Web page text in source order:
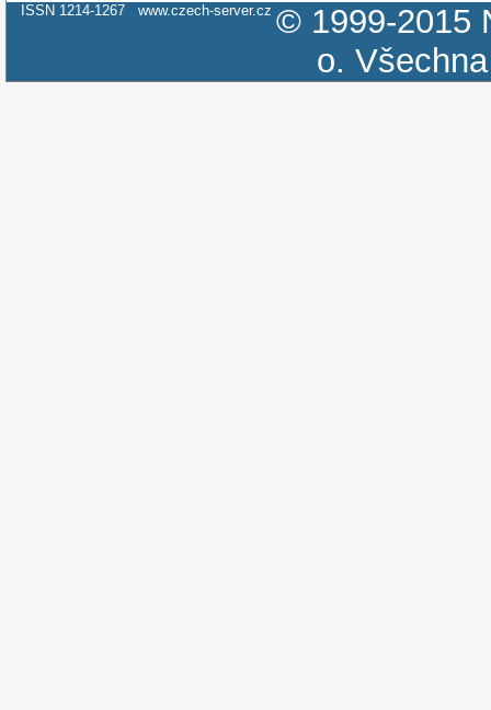
ISSN 1214-1267 www.czech-server.cz © 1999-2015
o.